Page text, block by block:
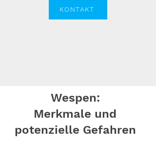
KONTAKT
Wespen:
Merkmale und
potenzielle Gefahren